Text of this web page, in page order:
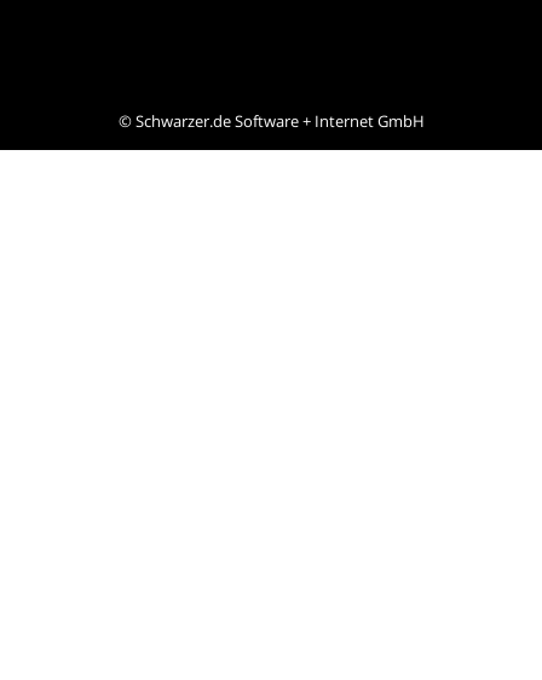
©Schwarzer.de Software + Internet GmbH